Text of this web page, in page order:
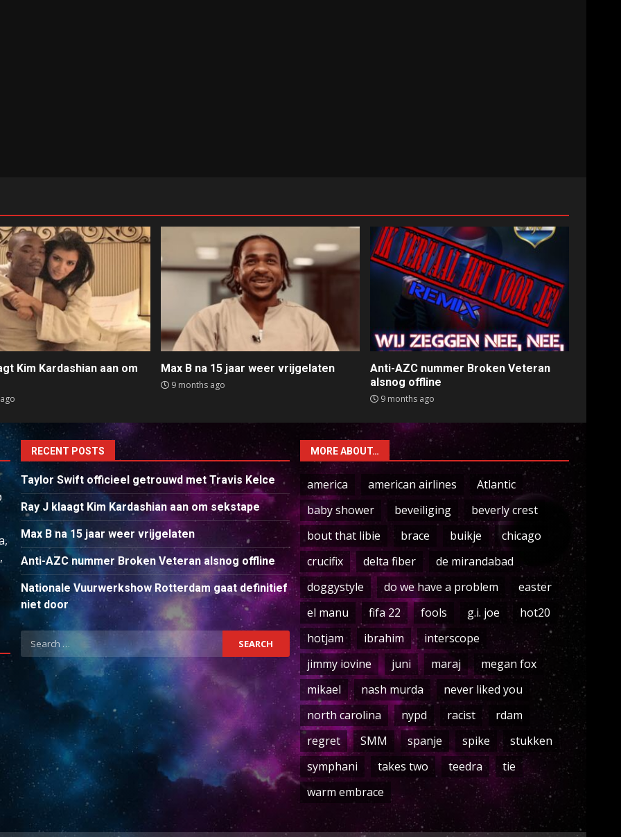
Kim Kardashian aan om
Max B na 15 jaar weer vrijgelaten
9 months ago
Anti-AZC nummer Broken Veteran
alsnog offline
9 months ago
RECENT POSTS
Taylor Swift officieel getrouwd met Travis Kelce
Ray J klaagt Kim Kardashian aan om sekstape
Max B na 15 jaar weer vrijgelaten
Anti-AZC nummer Broken Veteran alsnog offline
Nationale Vuurwerkshow Rotterdam gaat definitief
niet door
Search
for:
MORE ABOUT…
america american airlines
Atlantic
baby shower
beveiliging
beverly crest
bout that libie
brace buikje
chicago
crucifix
delta fiber
de mirandabad
doggystyle
do we have a problem
easter
el manu
fifa 22 fools g.i. joe
hot20
hotjam
ibrahim
interscope
jimmy iovine
juni maraj
megan fox
mikael
nash murda
never liked you
north carolina
nypd racist
rdam
regret
SMM spanje spike
stukken
symphani
takes two teedra
tie
warm embrace